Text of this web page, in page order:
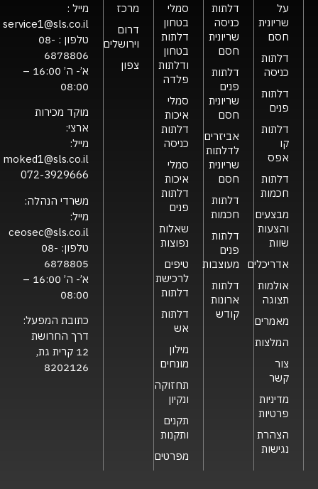
על
שריונית
חסם
דלתות
כניסה
דלתות
פנים
דלתות
קו
אפס
דלתות
חכמות
מבצעים
והצעות
שוות
אדריכלים
אולמות
תצוגה
מאמרים
המלצות
צור
קשר
מדיניות
פרטיות
הצהרת
נגישות
דלתות
כניסה
שריונית
חסם
דלתות
פנים
שריונית
חסם
אביזרים
לדלתות
שריונית
חסם
דלתות
חכמות
דלתות
פנים
מעוצבות
דלתות
ארונות
קודש
סמלי
בטחון
דלתות
בטחון
ודלתות
פלדה
סמלי
איכות
דלתות
כניסה
סמלי
איכות
דלתות
פנים
שאלות
נפוצות
טיפים
לרכישת
דלתות
דלתות
אש
מילון
מונחים
תחזוקה
ונקיון
תקנים
ותקנות
מפרטים
מרכז
דרום
וירושלים
צפון
מייל :
service1@sls.co.il
טלפון : 08-
6878806
א’- ה’ 16:00 –
08:00
מוקד מכירות
ארצי:
מייל:
moked1@sls.co.il
072-3929666
משרדי הנהלה:
מייל:
ceosec@sls.co.il
טלפון: 08-
6878805
א’- ה’ 16:00 –
08:00
כתובת המפעל:
דרך החרושת
12 קרית גת,
8202126